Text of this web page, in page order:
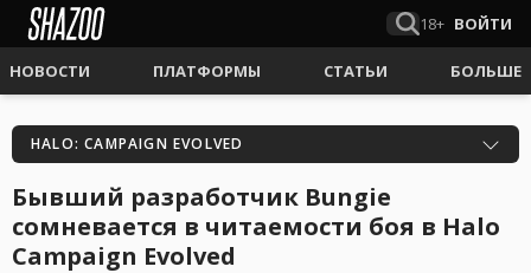
18+ ВОЙТИ
НОВОСТИ ПЛАТФОРМЫ СТАТЬИ БОЛЬШЕ
HALO: CAMPAIGN EVOLVED
Бывший разработчик Bungie
сомневается в читаемости боя в Halo
Campaign Evolved